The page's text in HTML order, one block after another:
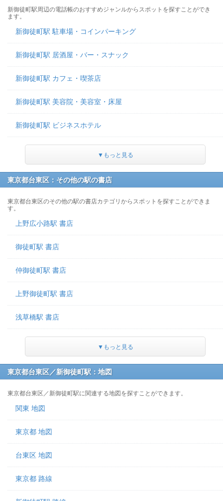
新御徒町駅周辺の電話帳のおすすめジャンルからスポットを探すことができ
ます。
新御徒町駅 駐車場・コインパーキング
新御徒町駅 居酒屋・バー・スナック
新御徒町駅 カフェ・喫茶店
新御徒町駅 美容院・美容室・床屋
新御徒町駅 ビジネスホテル
▼もっと見る
東京都台東区：その他の駅の書店
東京都台東区のその他の駅の書店カテゴリからスポットを探すことができま
す。
上野広小路駅 書店
御徒町駅 書店
仲御徒町駅 書店
上野御徒町駅 書店
浅草橋駅 書店
▼もっと見る
東京都台東区／新御徒町駅：地図
東京都台東区／新御徒町駅に関連する地図を探すことができます。
関東 地図
東京都 地図
台東区 地図
東京都 路線